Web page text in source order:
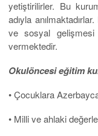
yetiştirilirler. Bu
adıyla
ve sosyal
vermektedir.
Okulöncesi eğitim
• Çocuklara
• Milli ve ahlaki